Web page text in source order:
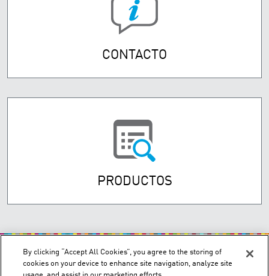
CONTACTO
PRODUCTOS
By clicking “Accept All Cookies”, you agree to the storing of
cookies on your device to enhance site navigation, analyze site